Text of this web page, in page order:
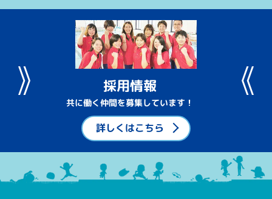
採用情報
共に働く仲間を募集しています！
詳しくはこちら